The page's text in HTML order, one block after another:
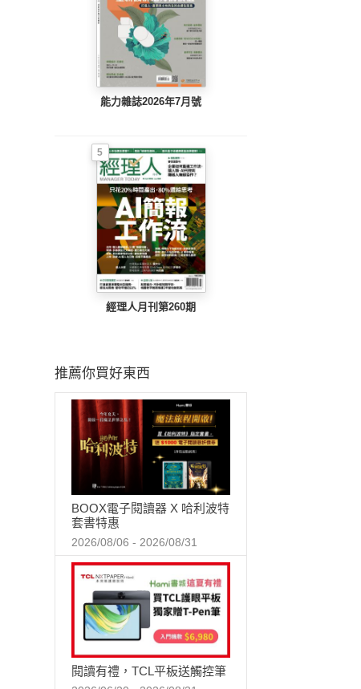
能力雜誌2026年7月號
5
經理人月刊第260期
推薦你買好東西
BOOX電子閱讀器 X 哈利波特
套書特惠
2026/08/06 - 2026/08/31
閱讀有禮，TCL平板送觸控筆